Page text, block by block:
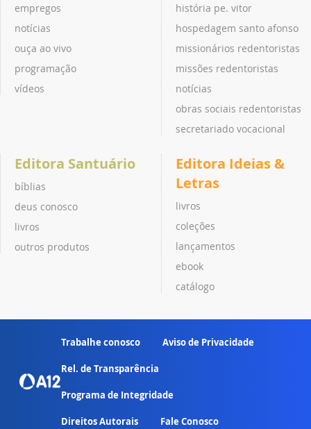
empregos
notícias
ouça ao vivo
programação
vídeos
história pe. vitor
hospedagem santo afonso
missionários redentoristas
missões redentoristas
notícias
obras sociais redentoristas
secretariado vocacional
Editora Santuário
bíblias
deus conosco
livros
outros produtos
Editora Ideias &
Letras
livros
coleções
lançamentos
ebook
catálogo
Trabalhe conosco Aviso de Privacidade
Rel. de Transparência
Programa de Integridade
Direitos Autorais Fale Conosco